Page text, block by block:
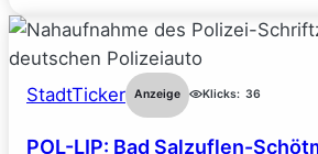
StadtTicker Anzeige Klicks: 36
POL-LIP: Bad Salzuflen-